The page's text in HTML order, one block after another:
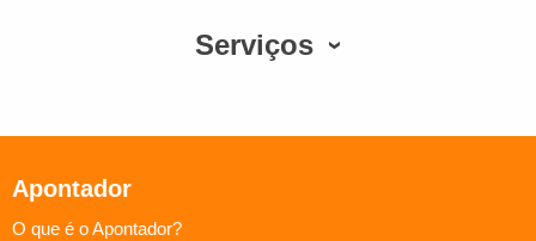
Serviços
Apontador
O que é o Apontador?